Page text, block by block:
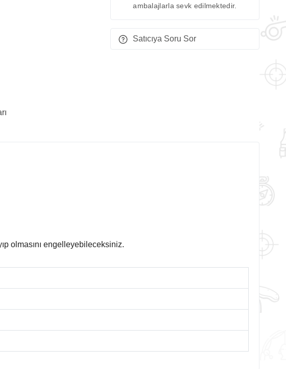
ambalajlarla sevk edilmektedir.
Satıcıya Soru Sor
olmasını engelleyebileceksiniz.